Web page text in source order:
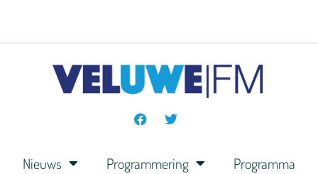
Nieuws Programmering
Programma